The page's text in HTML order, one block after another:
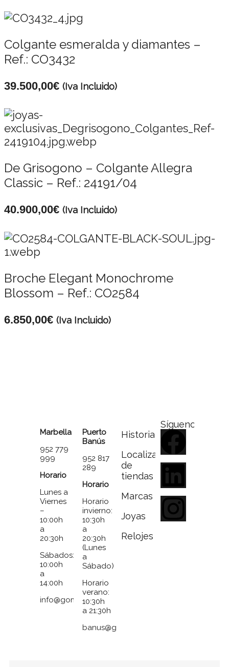
Colgante esmeralda y diamantes –
Ref.: CO3432
39.500,00€ (Iva Incluido)
De Grisogono – Colgante Allegra
Classic – Ref.: 24191/04
40.900,00€ (Iva Incluido)
Broche Elegant Monochrome
Blossom – Ref.: CO2584
6.850,00€ (Iva Incluido)
Marbella
952 779
999
Horario
Lunes a
Viernes
–
10:00h
a
20:30h
Sábados:
10:00h
a
14:00h
info@gomezymolina.com
Puerto
Banús
952 817
289
Horario
Horario
invierno:
10:30h
a
20:30h
(Lunes
a
Sábado)
Horario
verano:
10:30h
a 21:30h
banus@gomezymolina.com
Historia
Localizador
de
tiendas
Marcas
Joyas
Relojes
Síguenos